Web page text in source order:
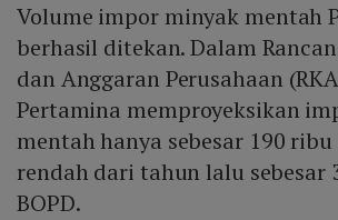
Volume impor minyak mentah
berhasil ditekan. Dalam
dan Anggaran Perusahaan
Pertamina memproyeksikan
mentah hanya sebesar 190 ribu
rendah dari tahun lalu sebesar
BOPD.